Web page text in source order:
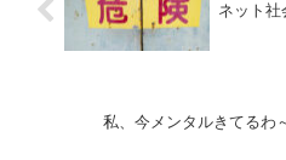
ネット社
私、今メンタルきてるわ